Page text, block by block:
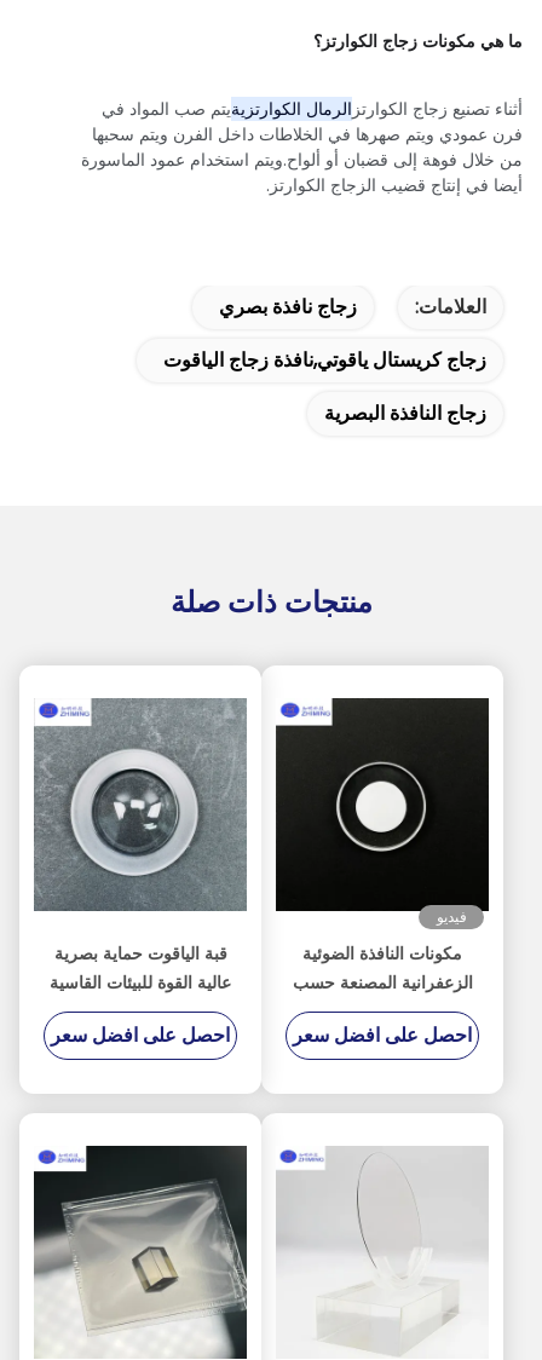
ما هي مكونات زجاج الكوارتز؟
أثناء تصنيع زجاج الكوارتز الرمال الكوارتزيةيتم صب المواد في
فرن عمودي ويتم صهرها في الخلاطات داخل الفرن ويتم سحبها
من خلال فوهة إلى قضبان أو ألواح.ويتم استخدام عمود الماسورة
أيضا في إنتاج قضيب الزجاج الكوارتز.
العلامات:
زجاج نافذة بصري
زجاج كريستال ياقوتي,نافذة زجاج الياقوت
زجاج النافذة البصرية
منتجات ذات صلة
فيديو
مكونات النافذة الضوئية
الزعفرانية المصنعة حسب
الطلب
احصل على افضل سعر
قبة الياقوت حماية بصرية
عالية القوة للبيئات القاسية
احصل على افضل سعر